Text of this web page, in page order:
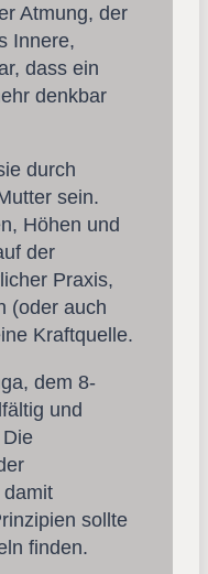
Atmung, der
Innere,
dass ein
denkbar
durch
sein.
Höhen und
der
Praxis,
(oder auch
Kraftquelle.
dem 8-
und
damit
sollte
finden.